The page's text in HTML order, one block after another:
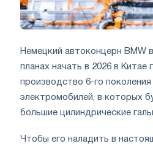
Немецкий автоконцерн BMW
планах начать в 2026 в Китае
производство 6-го
электромобилей, в которых
большие цилиндрические
Чтобы его наладить в